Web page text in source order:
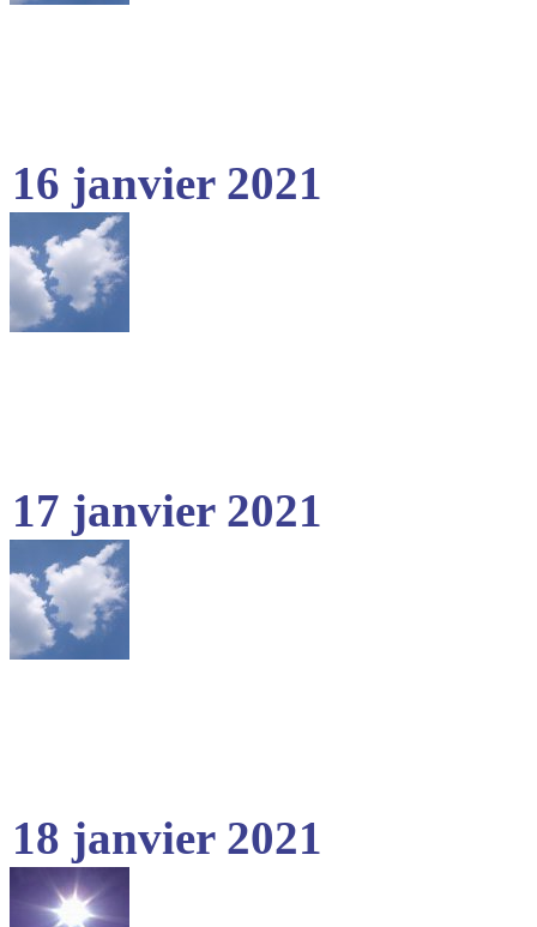
16 janvier 2021
17 janvier 2021
18 janvier 2021